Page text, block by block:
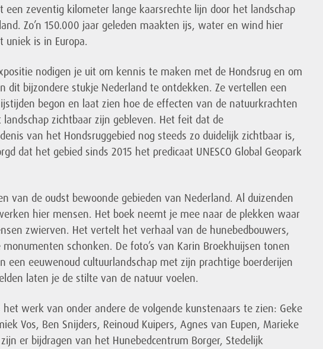
een zeventig kilometer lange kaarsrechte lijn door het landschap
Zo’n 150.000 jaar geleden maakten ijs, water en wind hier
uniek is in Europa.
nodigen je uit om kennis te maken met de Hondsrug en om
dit bijzondere stukje Nederland te ontdekken. Ze vertellen een
begon en laat zien hoe de effecten van de natuurkrachten
zichtbaar zijn gebleven. Het feit dat de
van het Hondsruggebied nog steeds zo duidelijk zichtbaar is,
dat het gebied sinds 2015 het predicaat UNESCO Global Geopark
van de oudst bewoonde gebieden van Nederland. Al duizenden
hier mensen. Het boek neemt je mee naar de plekken waar
zwierven. Het vertelt het verhaal van de hunebedbouwers,
monumenten schonken. De foto’s van Karin Broekhuijsen tonen
een eeuwenoud cultuurlandschap met zijn prachtige boerderijen
laten je de stilte van de natuur voelen.
het werk van onder andere de volgende kunstenaars te zien: Geke
Vos, Ben Snijders, Reinoud Kuipers, Agnes van Eupen, Marieke
er bijdragen van het Hunebedcentrum Borger, Stedelijk